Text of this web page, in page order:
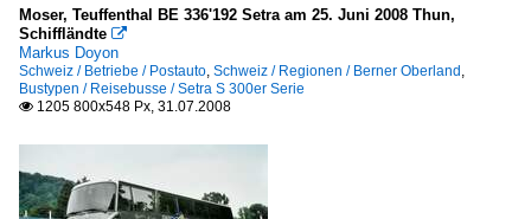
Rheinland-Pfalz
Sachsen
Sachsen - Erzgebirge
Städte A - C
Moser, Teuffenthal BE 336'192 Setra am 25. Juni 2008 Thun,
Schiffländte 
Markus Doyon
Schweiz / Betriebe / Postauto, Schweiz / Regionen / Berner Oberland ,
Bustypen / Reisebusse / Setra S 300er Serie
 1205 800x548 Px, 31.07.2008